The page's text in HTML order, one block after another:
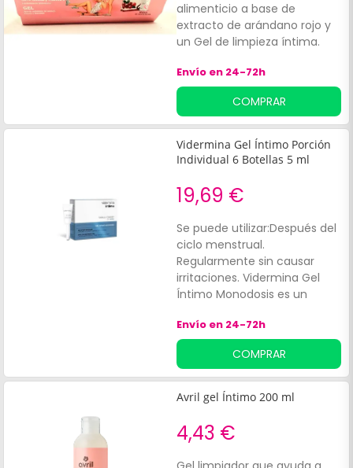
alimenticio a base de
extracto de arándano rojo y
un Gel de limpieza íntima.
zona vaginal mientras
favorece el funcionamiento
normal de las vías urinarias.
Sus ingredientes tienen
propiedades antibacterianas
y calmantes. Indicado para
Envío en 24-72h
COMPRAR
Vidermina Gel Íntimo Porción
Individual 6 Botellas 5 ml
19,69 €
Se puede utilizar:Después del
ciclo menstrual.
Regularmente sin causar
irritaciones. Vidermina Gel
Íntimo Monodosis es un
acción lubricante. Sustitución
en caso de falta de
secreción fisiológica natural.
Envío en 24-72h
COMPRAR
Avril gel Íntimo 200 ml
4,43 €